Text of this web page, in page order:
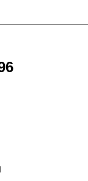
30 дней с
банка, который